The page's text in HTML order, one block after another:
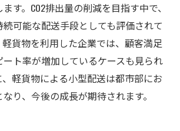
す。CO2排出量の削減を目指す中で、
可能な配送手段としても評価されて
貨物を利用した企業では、顧客満足
ト率が増加しているケースも見られ
、軽貨物による小型配送は都市部にお
り、今後の成長が期待されます。